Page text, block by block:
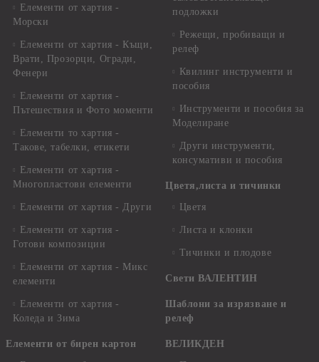
Елементи от хартия -
Морски
Елементи от хартия - Къщи,
Врати, Прозорци, Огради,
Фенери
Елементи от хартия -
Пътешествия и Фото моменти
Елементи то хартия -
Такове, табелки, етикети
Елементи от хартия -
Многопластови елементи
Елементи от хартия - Други
Елементи от хартия -
Готови композиции
Елементи от хартия - Микс
елементи
Елементи от хартия -
Коледа и Зима
Елементи от бирен картон
подложки
Режещи, пробиващи и
релеф
Квилинг инструменти и
пособия
Инструменти и пособия за
Моделиране
Други инструменти,
консумативи и пособия
Цветя,листа и тичинки
Цветя
Листа и клонки
Тичинки и плодове
Свети ВАЛЕНТИН
Шаблони за изрязване и
релеф
ВЕЛИКДЕН